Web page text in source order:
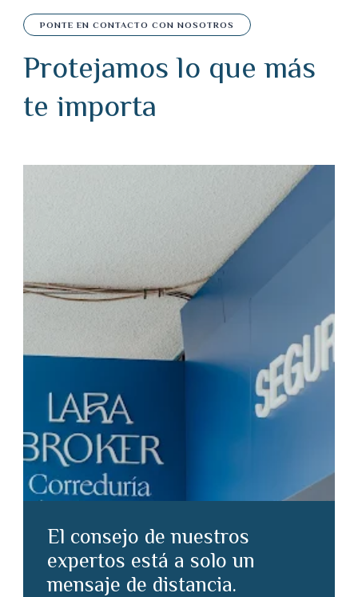
PONTE EN CONTACTO CON NOSOTROS
Protejamos lo que más
te importa
El consejo de nuestros
expertos está a solo un
mensaje de distancia.